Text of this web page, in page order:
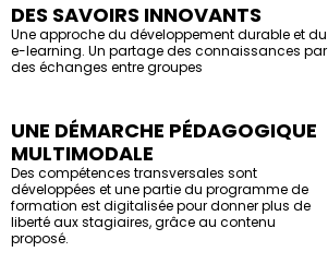
DES SAVOIRS INNOVANTS
Une approche du développement durable et du
e-learning. Un partage des connaissances par
des échanges entre groupes
UNE DÉMARCHE PÉDAGOGIQUE
MULTIMODALE
Des compétences transversales sont
développées et une partie du programme de
formation est digitalisée pour donner plus de
liberté aux stagiaires, grâce au contenu
proposé.